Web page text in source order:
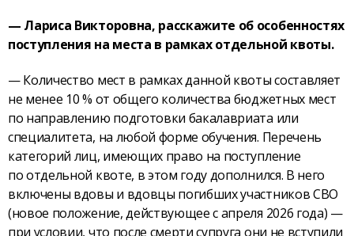
— Лариса Викторовна, расскажите об особенностях
поступления на места в рамках отдельной квоты.
— Количество мест в рамках данной квоты составляет
не менее 10 % от общего количества бюджетных мест
по направлению подготовки бакалавриата или
специалитета, на любой форме обучения. Перечень
категорий лиц, имеющих право на поступление
по отдельной квоте, в этом году дополнился. В него
включены вдовы и вдовцы погибших участников СВО
(новое положение, действующее с апреля 2026 года) —
при условии, что после смерти супруга они не вступили